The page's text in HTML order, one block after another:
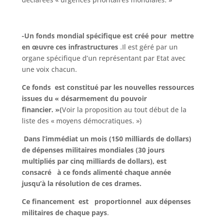
-Un fonds mondial spécifique est créé pour mettre
en œuvre ces infrastructures.Il est géré par un
organe spécifique d’un représentant par Etat avec
une voix chacun.
Ce fonds est constitué par les nouvelles ressources
issues du « désarmement du pouvoir
financier. »(Voir la proposition au tout début de la
liste des « moyens démocratiques. »)
Dans l’immédiat un mois (150 milliards de dollars)
de dépenses militaires mondiales (30 jours
multipliés par cinq milliards de dollars), est
consacré à ce fonds alimenté chaque année
jusqu’à la résolution de ces drames.
Ce financement est proportionnel aux dépenses
militaires de chaque pays.